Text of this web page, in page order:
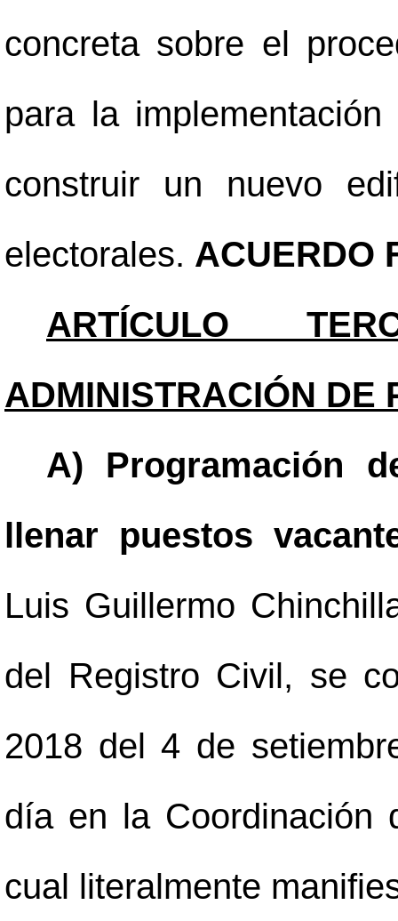
concreta sobre el
para la
construir un nuevo
electorales. ACUERDO
ARTÍCULO
ADMINISTRACIÓN DE
A) Programación
llenar puestos
Luis Guillermo
del Registro Civil, se
2018 del 4 de
día en la Coordinación
cual literalmente